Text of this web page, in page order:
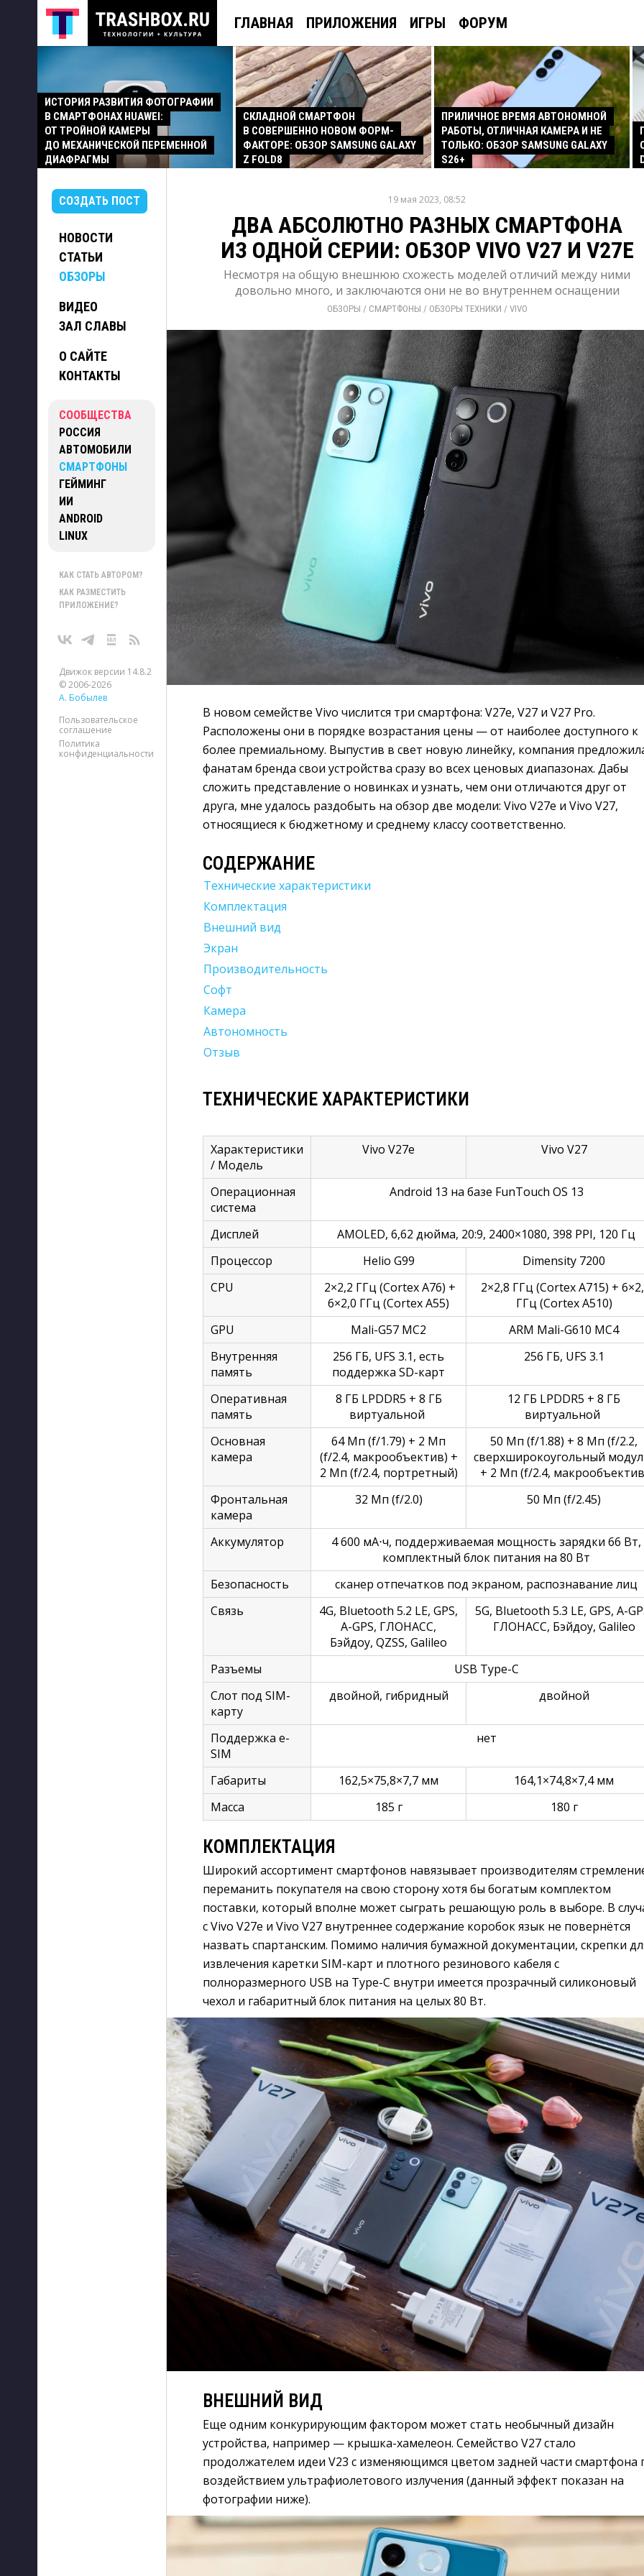
ГЛАВНАЯ ПРИЛОЖЕНИЯ ИГРЫ ФОРУМ
ИСТОРИЯ РАЗВИТИЯ ФОТОГРАФИИ
В СМАРТФОНАХ HUAWEI:
ОТ ТРОЙНОЙ КАМЕРЫ
ДО МЕХАНИЧЕСКОЙ ПЕРЕМЕННОЙ
ДИАФРАГМЫ
СКЛАДНОЙ СМАРТФОН
В СОВЕРШЕННО НОВОМ ФОРМ-
ФАКТОРЕ: ОБЗОР SAMSUNG GALAXY
Z FOLD8
ПРИЛИЧНОЕ ВРЕМЯ АВТОНОМНОЙ
РАБОТЫ, ОТЛИЧНАЯ КАМЕРА И НЕ
ТОЛЬКО: ОБЗОР SAMSUNG GALAXY
S26+
СОЗДАТЬ ПОСТ
НОВОСТИ
СТАТЬИ
ОБЗОРЫ
ВИДЕО
ЗАЛ СЛАВЫ
О САЙТЕ
КОНТАКТЫ
СООБЩЕСТВА
РОССИЯ
АВТОМОБИЛИ
СМАРТФОНЫ
ГЕЙМИНГ
ИИ
ANDROID
LINUX
КАК СТАТЬ АВТОРОМ?
КАК РАЗМЕСТИТЬ
ПРИЛОЖЕНИЕ?
Движок версии 14.8.2
© 2006-2026
А. Бобылев
Пользовательское
соглашение
Политика
конфиденциальности
19 мая 2023, 08:52
ДВА АБСОЛЮТНО РАЗНЫХ СМАРТФОНА
ИЗ ОДНОЙ СЕРИИ: ОБЗОР VIVO V27 И V27E
Несмотря на общую внешнюю схожесть моделей отличий между ними
довольно много, и заключаются они не во внутреннем оснащении
ОБЗОРЫ / СМАРТФОНЫ / ОБЗОРЫ ТЕХНИКИ / VIVO
В новом семействе Vivo числится три смартфона: V27e, V27 и V27 Pro.
Расположены они в порядке возрастания цены — от наиболее доступного к
более премиальному. Выпустив в свет новую линейку, компания
фанатам бренда свои устройства сразу во всех ценовых диапазонах. Дабы
сложить представление о новинках и узнать, чем они отличаются друг от
друга, мне удалось раздобыть на обзор две модели: Vivo V27e и Vivo V27,
относящиеся к бюджетному и среднему классу соответственно.
СОДЕРЖАНИЕ
Технические характеристики
Комплектация
Внешний вид
Экран
Производительность
Софт
Камера
Автономность
Отзыв
ТЕХНИЧЕСКИЕ ХАРАКТЕРИСТИКИ
Характеристики
/ Модель
Vivo V27e Vivo V27
Операционная
система
Android 13 на базе FunTouch OS 13
Дисплей
AMOLED, 6,62 дюйма, 20:9, 2400×1080, 398 PPI, 120 Гц
Процессор
Helio G99
Dimensity 7200
CPU
2×2,2 ГГц (Cortex A76) +
6×2,0 ГГц (Cortex A55)
2×2,8 ГГц (Cortex A715) +
ГГц (Cortex A510)
GPU
Mali-G57 MC2
ARM Mali-G610 MC4
Внутренняя
память
256 ГБ, UFS 3.1, есть
поддержка SD-карт
256 ГБ, UFS 3.1
Оперативная
память
8 ГБ LPDDR5 + 8 ГБ
виртуальной
12 ГБ LPDDR5 + 8 ГБ
виртуальной
Основная
камера
64 Мп (f/1.79) + 2 Мп
(f/2.4, макрообъектив) +
2 Мп (f/2.4, портретный)
50 Мп (f/1.88) + 8 Мп (f/2.2,
сверхширокоугольный
+ 2 Мп (f/2.4,
Фронтальная
камера
32 Мп (f/2.0) 50 Мп (f/2.45)
Аккумулятор
4 600 мА⋅ч, поддерживаемая мощность зарядки 66 Вт,
комплектный блок питания на 80 Вт
Безопасность
сканер отпечатков под экраном, распознавание лиц
Связь
4G, Bluetooth 5.2 LE, GPS,
A-GPS, ГЛОНАСС,
Бэйдоу, QZSS, Galileo
5G, Bluetooth 5.3 LE, GPS, A-
ГЛОНАСС, Бэйдоу, Galileo
Разъемы
USB Type-C
Слот под SIM-
карту
двойной, гибридный двойной
Поддержка e-
SIM
нет
Габариты 162,5×75,8×7,7 мм
164,1×74,8×7,4 мм
Масса
185 г 180 г
КОМПЛЕКТАЦИЯ
Широкий ассортимент смартфонов навязывает производителям
переманить покупателя на свою сторону хотя бы богатым комплектом
поставки, который вполне может сыграть решающую роль в выборе. В
с Vivo V27e и Vivo V27 внутреннее содержание коробок язык не повернётся
назвать спартанским. Помимо наличия бумажной документации, скрепки
извлечения каретки SIM-карт и плотного резинового кабеля с
полноразмерного USB на Type-С внутри имеется прозрачный силиконовый
чехол и габаритный блок питания на целых 80 Вт.
ВНЕШНИЙ ВИД
Еще одним конкурирующим фактором может стать необычный дизайн
устройства, например — крышка-хамелеон. Семейство V27 стало
продолжателем идеи V23 с изменяющимся цветом задней части смартфона
воздействием ультрафиолетового излучения (данный эффект показан на
фотографии ниже).